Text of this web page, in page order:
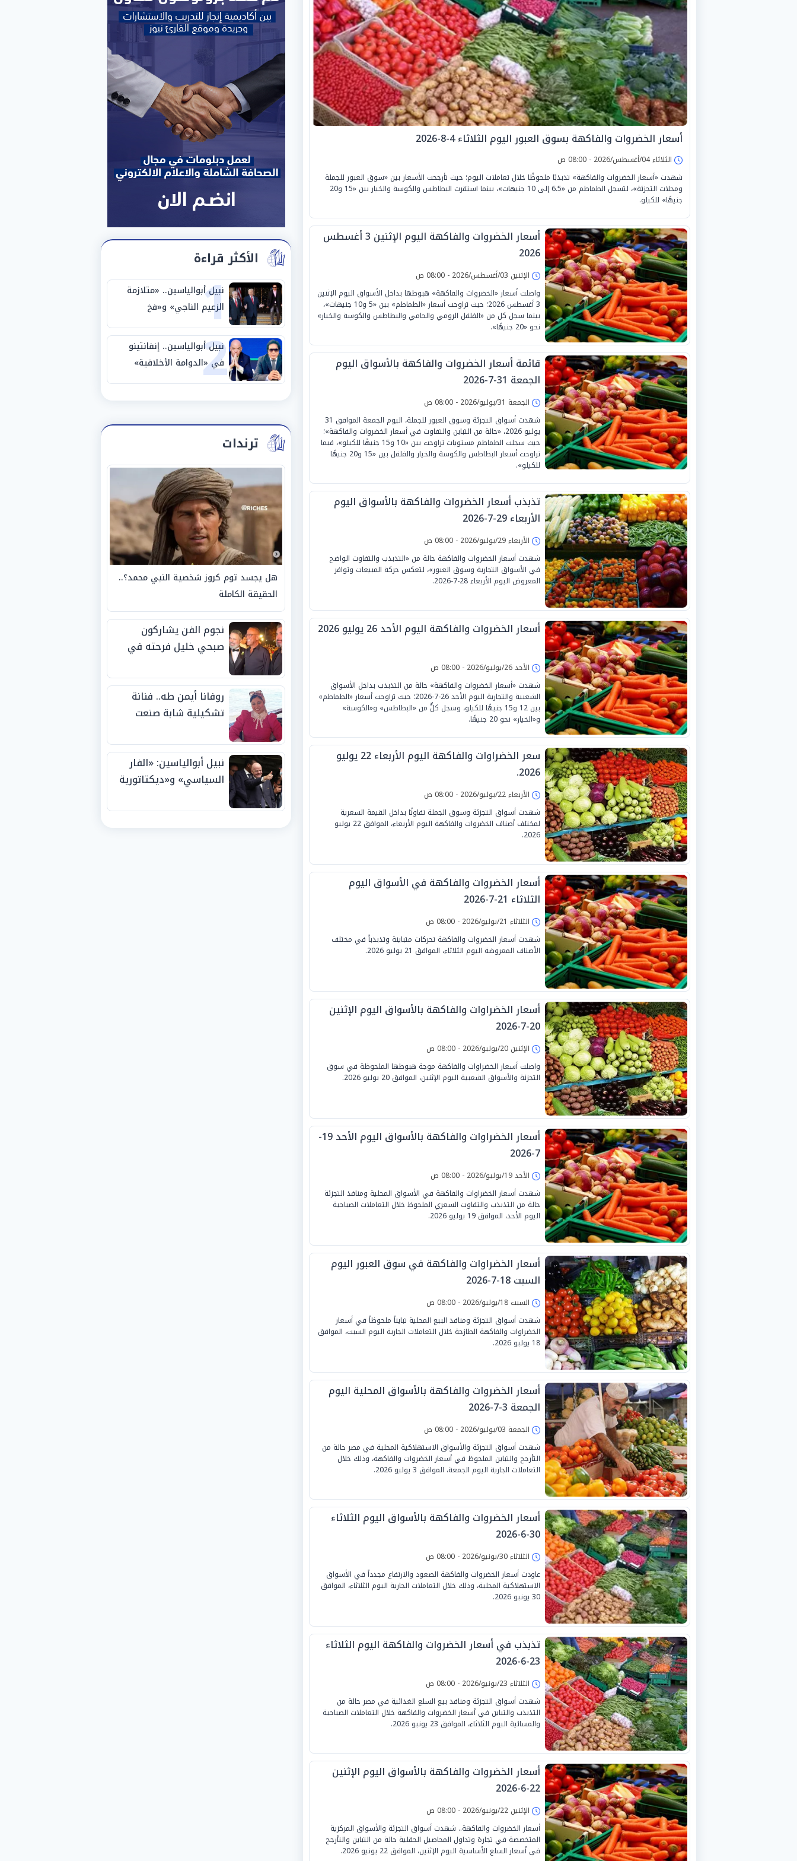
أسعار الخضروات والفاكهة بسوق العبور اليوم الثلاثاء 4-8-2026
الثلاثاء 04/أغسطس/2026 - 08:00 ص
شهدت «أسعار الخضروات والفاكهة» تذبذبًا ملحوظًا خلال تعاملات اليوم؛ حيث تأرجحت الأسعار بين «سوق العبور للجملة
ومحلات التجزئة»، لتسجل الطماطم من «6.5 إلى 10 جنيهات»، بينما استقرت البطاطس والكوسة والخيار بين «15 و20
جنيهًا» للكيلو.
أسعار الخضروات والفاكهة اليوم الإثنين 3 أغسطس
2026
الإثنين 03/أغسطس/2026 - 08:00 ص
واصلت أسعار «الخضروات والفاكهة» هبوطها بداخل الأسواق اليوم الإثنين
3 أغسطس 2026؛ حيث تراوحت أسعار «الطماطم» بين «5 و10 جنيهات»،
بينما سجل كل من «الفلفل الرومي والحامي والبطاطس والكوسة والخيار»
نحو «20 جنيهًا».
قائمة أسعار الخضروات والفاكهة بالأسواق اليوم
الجمعة 31-7-2026
الجمعة 31/يوليو/2026 - 08:00 ص
شهدت أسواق التجزئة وسوق العبور للجملة، اليوم الجمعة الموافق 31
يوليو 2026، «حالة من التباين والتفاوت في أسعار الخضروات والفاكهة»؛
حيث سجلت الطماطم مستويات تراوحت بين «10 و15 جنيهًا للكيلو»، فيما
تراوحت أسعار البطاطس والكوسة والخيار والفلفل بين «15 و20 جنيهًا
للكيلو».
تذبذب أسعار الخضروات والفاكهة بالأسواق اليوم
الأربعاء 29-7-2026
الأربعاء 29/يوليو/2026 - 08:00 ص
شهدت أسعار الخضروات والفاكهة حالة من «التذبذب والتفاوت الواضح
في الأسواق التجارية وسوق العبور»، لتعكس حركة المبيعات وتوافر
المعروض اليوم الأربعاء 28-7-2026.
أسعار الخضروات والفاكهة اليوم الأحد 26 يوليو 2026
الأحد 26/يوليو/2026 - 08:00 ص
شهدت «أسعار الخضروات والفاكهة» حالة من التذبذب بداخل الأسواق
الشعبية والتجارية اليوم الأحد 26-7-2026؛ حيث تراوحت أسعار «الطماطم»
بين 12 و15 جنيهًا للكيلو، وسجل كلٌّ من «البطاطس» و«الكوسة»
و«الخيار» نحو 20 جنيهًا.
سعر الخضراوات والفاكهة اليوم الأربعاء 22 يوليو
2026.
الأربعاء 22/يوليو/2026 - 08:00 ص
شهدت أسواق التجزئة وسوق الجملة تفاوتًا بداخل القيمة السعرية
لمختلف أصناف الخضروات والفاكهة اليوم الأربعاء، الموافق 22 يوليو
2026.
أسعار الخضروات والفاكهة في الأسواق اليوم
الثلاثاء 21-7-2026
الثلاثاء 21/يوليو/2026 - 08:00 ص
شهدت أسعار الخضروات والفاكهة تحركات متباينة وتذبذباً في مختلف
الأصناف المعروضة اليوم الثلاثاء، الموافق 21 يوليو 2026.
أسعار الخضراوات والفاكهة بالأسواق اليوم الإثنين
20-7-2026
الإثنين 20/يوليو/2026 - 08:00 ص
واصلت أسعار الخضراوات والفاكهة موجة هبوطها الملحوظة في سوق
التجزئة والأسواق الشعبية اليوم الإثنين، الموافق 20 يوليو 2026.
أسعار الخضراوات والفاكهة بالأسواق اليوم الأحد 19-
7-2026
الأحد 19/يوليو/2026 - 08:00 ص
شهدت أسعار الخضراوات والفاكهة في الأسواق المحلية ومنافذ التجزئة
حالة من التذبذب والتفاوت السعري الملحوظ خلال التعاملات الصباحية
اليوم الأحد، الموافق 19 يوليو 2026.
أسعار الخضراوات والفاكهة في سوق العبور اليوم
السبت 18-7-2026
السبت 18/يوليو/2026 - 08:00 ص
شهدت أسواق التجزئة ومنافذ البيع المحلية تبايناً ملحوظاً في أسعار
الخضراوات والفاكهة الطازجة خلال التعاملات الجارية اليوم السبت، الموافق
18 يوليو 2026.
أسعار الخضروات والفاكهة بالأسواق المحلية اليوم
الجمعة 3-7-2026
الجمعة 03/يوليو/2026 - 08:00 ص
شهدت أسواق التجزئة والأسواق الاستهلاكية المحلية في مصر حالة من
التأرجح والتباين الملحوظ في أسعار الخضروات والفاكهة، وذلك خلال
التعاملات الجارية اليوم الجمعة، الموافق 3 يوليو 2026.
أسعار الخضروات والفاكهة بالأسواق اليوم الثلاثاء
30-6-2026
الثلاثاء 30/يونيو/2026 - 08:00 ص
عاودت أسعار الخضروات والفاكهة الصعود والارتفاع مجدداً في الأسواق
الاستهلاكية المحلية، وذلك خلال التعاملات الجارية اليوم الثلاثاء، الموافق
30 يونيو 2026.
تذبذب في أسعار الخضروات والفاكهة اليوم الثلاثاء
23-6-2026
الثلاثاء 23/يونيو/2026 - 08:00 ص
شهدت أسواق التجزئة ومنافذ بيع السلع الغذائية في مصر حالة من
التذبذب والتباين في أسعار الخضروات والفاكهة خلال التعاملات الصباحية
والمسائية اليوم الثلاثاء، الموافق 23 يونيو 2026.
أسعار الخضروات والفاكهة بالأسواق اليوم الإثنين
22-6-2026
الإثنين 22/يونيو/2026 - 08:00 ص
أسعار الخضروات والفاكهة.. شهدت أسواق التجزئة والأسواق المركزية
المتخصصة في تجارة وتداول المحاصيل الحقلية حالة من التباين والتأرجح
في أسعار السلع الأساسية اليوم الإثنين، الموافق 22 يونيو 2026.
الأكثر قراءة
1
نبيل أبوالياسين.. «متلازمة
الزعيم الناجي» و«فخ
الشرعية المزدوجة» وترامب
ينأى بنفسه وحليفه في
«ميتم استراتيجي»
2
نبيل أبوالياسين.. إنفانتينو
في «الدوامة الأخلاقية»
والفيفا تحت «المقصلة
ترندات
هل يجسد توم كروز شخصية النبي محمد؟..
الحقيقة الكاملة
نجوم الفن يشاركون
صبحي خليل فرحته في
روفانا أيمن طه.. فنانة
تشكيلية شابة صنعت
الجوائز منذ الصغر
نبيل أبوالياسين: «الفار
السياسي» و«ديكتاتورية
الفيفا».. وإقالة